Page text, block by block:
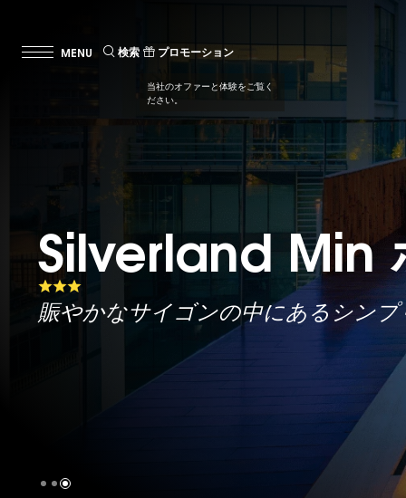
検索 プロモーション
Silverland Min
賑やかなサイゴンの中にあるシン
Silverland Min
賑やかなサイゴンの中にあるシン
Silverland Min
賑やかなサイゴンの中にあるシン